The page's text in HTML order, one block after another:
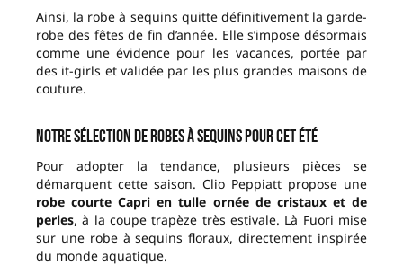
Ainsi, la robe à sequins quitte définitivement la garde-
robe des fêtes de fin d’année. Elle s’impose désormais
comme une évidence pour les vacances, portée par
des it-girls et validée par les plus grandes maisons de
couture.
Notre sélection de robes à sequins pour cet été
Pour adopter la tendance, plusieurs pièces se
démarquent cette saison. Clio Peppiatt propose une
robe courte Capri en tulle ornée de cristaux et de
perles, à la coupe trapèze très estivale. Là Fuori mise
sur une robe à sequins floraux, directement inspirée
du monde aquatique.